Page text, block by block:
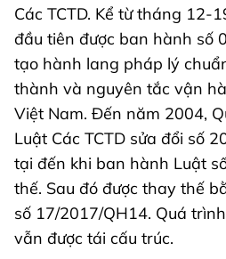
Các TCTD. Kể từ tháng 12-
đầu tiên được ban hành số
tạo hành lang pháp lý
thành và nguyên tắc vận
Việt Nam. Đến năm 2004,
Luật Các TCTD sửa đổi số
tại đến khi ban hành Luật
thế. Sau đó được thay thế
số 17/2017/QH14. Quá
vẫn được tái cấu trúc.